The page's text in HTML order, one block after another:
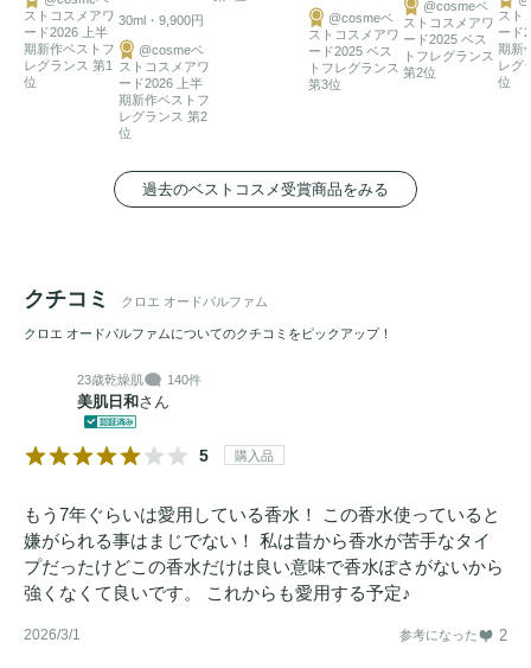
ストコスメアワ
ード2026 上半
期新作ベストフ
レグランス 第1
位
30ml・9,900円
@cosmeベ
ストコスメアワ
ード2026 上半
期新作ベストフ
レグランス 第2
位
@cosmeベ
ストコスメアワ
ード2025 ベス
トフレグランス
第3位
@cosmeベ
ストコスメアワ
ード2025 ベス
トフレグランス
第2位
スト
ード
期新
レグ
位
過去のベストコスメ受賞商品をみる
クチコミ クロエ オードパルファム
クロエ オードパルファムについてのクチコミをピックアップ！
23歳乾燥肌 140件
美肌日和さん
5 購入品
もう7年ぐらいは愛用している香水！ この香水使っていると
嫌がられる事はまじでない！ 私は昔から香水が苦手なタイ
プだったけどこの香水だけは良い意味で香水ぽさがないから
強くなくて良いです。 これからも愛用する予定♪
2026/3/1 参考になった 2